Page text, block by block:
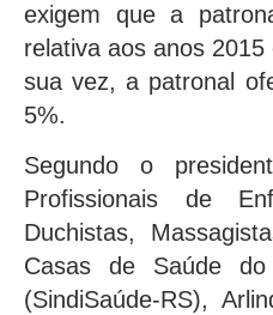
exigem que a
relativa aos anos
sua vez, a patronal
5%.
Segundo o
Profissionais de
Duchistas,
Casas de Saúde
(SindiSaúde-RS),